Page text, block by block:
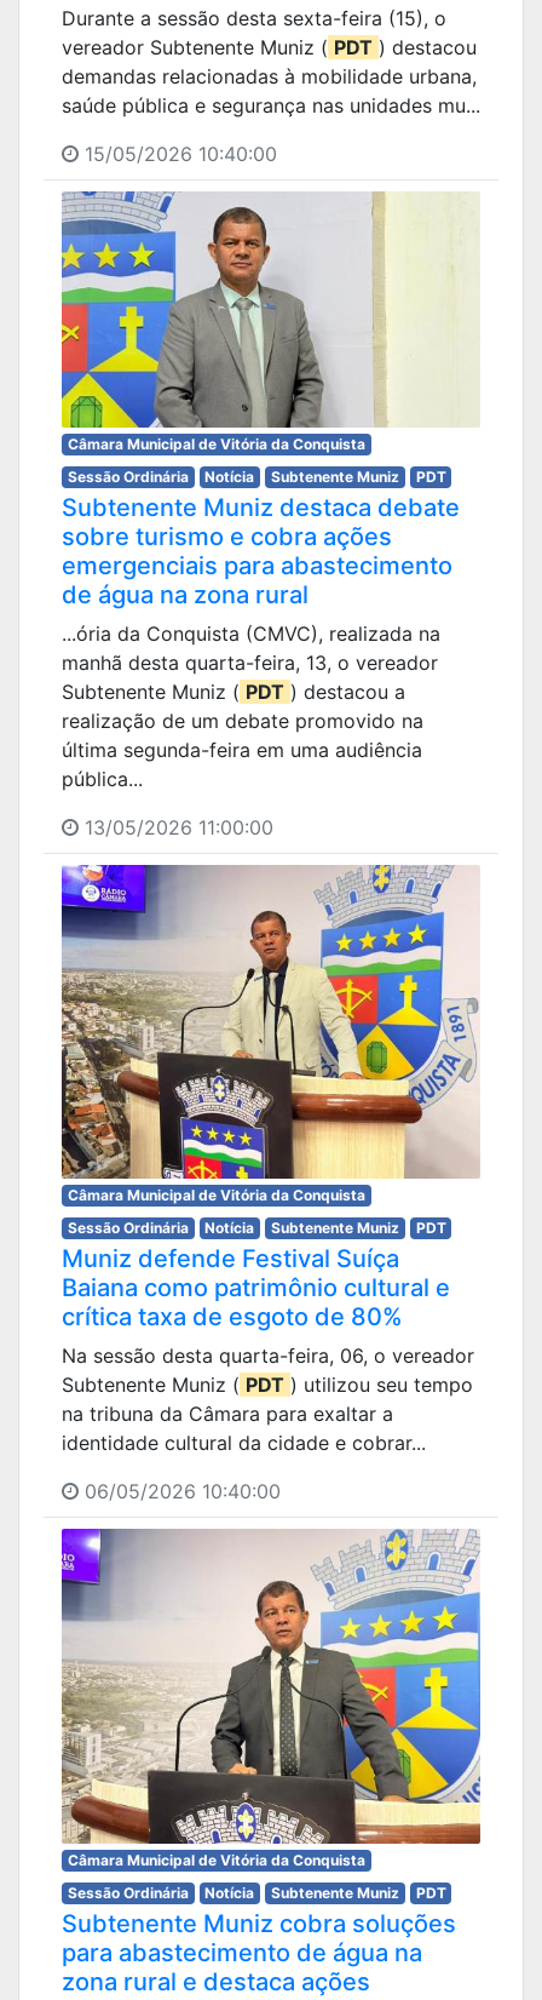
Durante a sessão desta sexta-feira (15), o
vereador Subtenente Muniz ( PDT ) destacou
demandas relacionadas à mobilidade urbana,
saúde pública e segurança nas unidades mu...
15/05/2026 10:40:00
Câmara Municipal de Vitória da Conquista
Sessão Ordinária
Notícia Subtenente Muniz PDT
Subtenente Muniz destaca debate
sobre turismo e cobra ações
emergenciais para abastecimento
de água na zona rural
...ória da Conquista (CMVC), realizada na
manhã desta quarta-feira, 13, o vereador
Subtenente Muniz ( PDT ) destacou a
realização de um debate promovido na
última segunda-feira em uma audiência
pública...
13/05/2026 11:00:00
Câmara Municipal de Vitória da Conquista
Sessão Ordinária
Notícia Subtenente Muniz PDT
Muniz defende Festival Suíça
Baiana como patrimônio cultural e
crítica taxa de esgoto de 80%
Na sessão desta quarta-feira, 06, o vereador
Subtenente Muniz ( PDT ) utilizou seu tempo
na tribuna da Câmara para exaltar a
identidade cultural da cidade e cobrar...
06/05/2026 10:40:00
Câmara Municipal de Vitória da Conquista
Sessão Ordinária
Notícia Subtenente Muniz PDT
Subtenente Muniz cobra soluções
para abastecimento de água na
zona rural e destaca ações